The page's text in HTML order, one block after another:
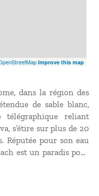
Improve this map
dans la région des
de sable blanc,
reliant
s’étire sur plus de 20
Réputée pour son eau
est un paradis pour
de soleil y sont